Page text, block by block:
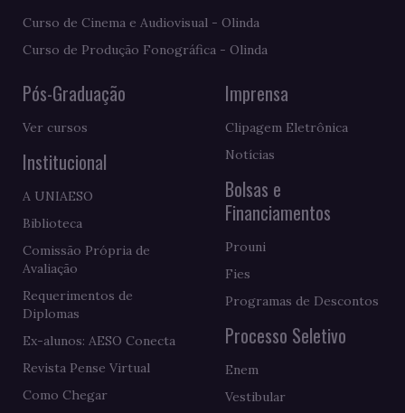
Curso de Cinema e Audiovisual - Olinda
Curso de Produção Fonográfica - Olinda
Pós-Graduação
Ver cursos
Institucional
A UNIAESO
Biblioteca
Comissão Própria de
Avaliação
Requerimentos de
Diplomas
Ex-alunos: AESO Conecta
Revista Pense Virtual
Como Chegar
Imprensa
Clipagem Eletrônica
Notícias
Bolsas e
Financiamentos
Prouni
Fies
Programas de Descontos
Processo Seletivo
Enem
Vestibular